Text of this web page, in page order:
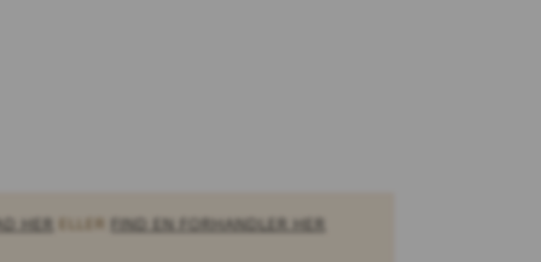
HER ELLER FIND EN FORHANDLER HER